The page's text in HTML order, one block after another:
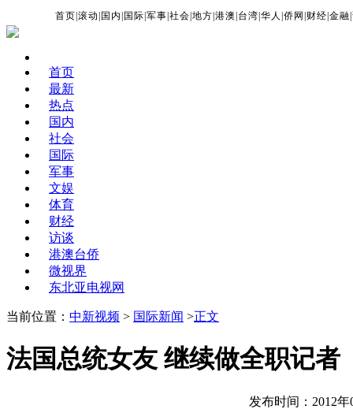
首页 |滚动 国内 国际 |军事 |社会 |地方 |港澳 台湾 |华人 |侨网 财经 |金融 |
首页
最新
热点
国内
社会
国际
军事
文娱
体育
财经
访谈
港澳台侨
微视界
东北亚电视网
当前位置： 中新视频 > 国际新闻 >正文
法国总统女友 继续做全职记者
发布时间：2012年